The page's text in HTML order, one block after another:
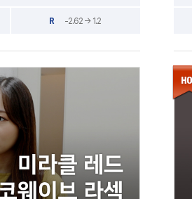
R -2.62 → 1.2